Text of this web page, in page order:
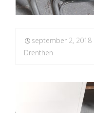
september 2, 2018
Drenthen